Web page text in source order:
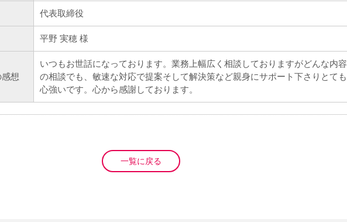
代表取締役
平野 実穂 様
想
いつもお世話になっております。業務上幅広く相談しておりますがどんな内容
の相談でも、敏速な対応で提案そして解決策など親身にサポート下さりとても
心強いです。心から感謝しております。
一覧に戻る